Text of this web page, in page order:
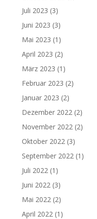
Juli 2023 (3)
Juni 2023 (3)
Mai 2023 (1)
April 2023 (2)
März 2023 (1)
Februar 2023 (2)
Januar 2023 (2)
Dezember 2022 (2)
November 2022 (2)
Oktober 2022 (3)
September 2022 (1)
Juli 2022 (1)
Juni 2022 (3)
Mai 2022 (2)
April 2022 (1)